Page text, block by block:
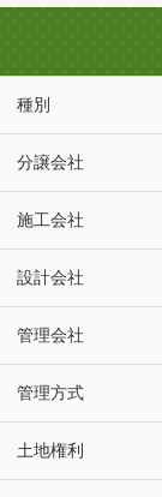
種別
分譲会社
施工会社
設計会社
管理会社
管理方式
土地権利